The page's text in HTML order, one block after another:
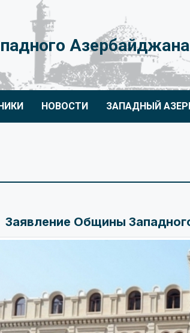
Азербайджана
НОВОСТИ ЗАПАДНЫЙ
Заявление Общины